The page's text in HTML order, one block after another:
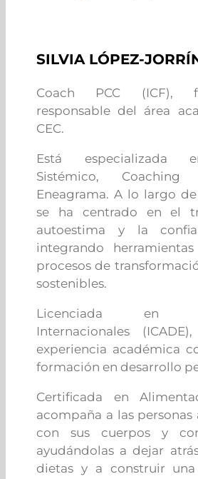
SILVIA LÓPEZ-
Coach PCC (ICF),
responsable del área
CEC.
Está especializada
Sistémico,
Eneagrama. A lo largo
se ha centrado en el
autoestima y la
integrando
procesos de
sostenibles.
Licenciada en
Internacionales
experiencia académica
formación en desarrollo
Certificada en
acompaña a las
con sus cuerpos y
ayudándolas a dejar
dietas y a construir